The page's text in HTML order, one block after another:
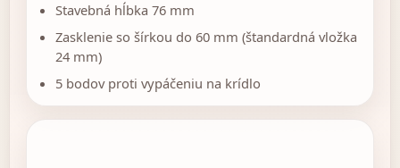
Stavebná hĺbka 76 mm
Zasklenie so šírkou do 60 mm (štandardná vložka
24 mm)
5 bodov proti vypáčeniu na krídlo